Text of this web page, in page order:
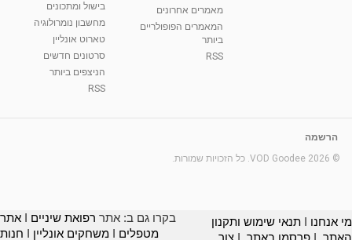
מאמרים אחרונים
המאמרים הפופולריים
ביותר
RSS
בישול ומתכונים
מחשבון נומרולוגיה
טארוט אונליין
סרטונים חדשים
הניצפים ביותר
RSS
הרשמה
© 2026 VOD Goodee. כל הזכויות שמורות.
מי אנחנו
תנאי שימוש ותקנון
בקרו גם ב: אתר רפואת שיניים
אתר
מטפלים
משחקים אונליין חנות